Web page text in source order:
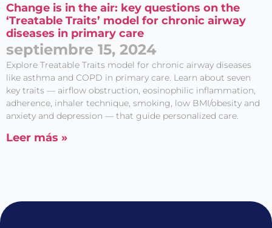
Change is in the air: key questions on the
‘Treatable Traits’ model for chronic airway
diseases in primary care
septiembre 15, 2024
Explore Treatable Traits model for chronic airway diseases
like asthma and COPD in primary care. Learn about seven
key traits — airflow obstruction, eosinophilic inflammation,
adherence, inhaler technique, smoking, low BMI/obesity and
anxiety and depression — that guide personalized care.
Leer más »